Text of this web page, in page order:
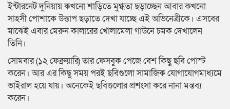
ইন্টারনেট দুনিয়ায় কখনো শাড়িতে মুগ্ধতা ছড়াচ্ছেন আবার কখনো
সাহসী পোশাকে উত্তাপ ছড়াতে দেখা যাচ্ছে এই অভিনেত্রীকে। এসবের
মাঝেই এবার মেরুন কালারের খোলামেলা গাউনে চমক দেখালেন
তিনি।
সোমবার (১২ ফেব্রুয়ারি) তার ফেসবুক পেজে বেশ কিছু ছবি পোস্ট
করেন। আর এর কিছু সময় পরই ছবিগুলো সামাজিক যোগাযোগমাধ্যমে
ভাইরাল হয়ে যায়। অনেকেই ছবিগুলোর প্রশংসা করে নানা মন্তব্য
করেন।